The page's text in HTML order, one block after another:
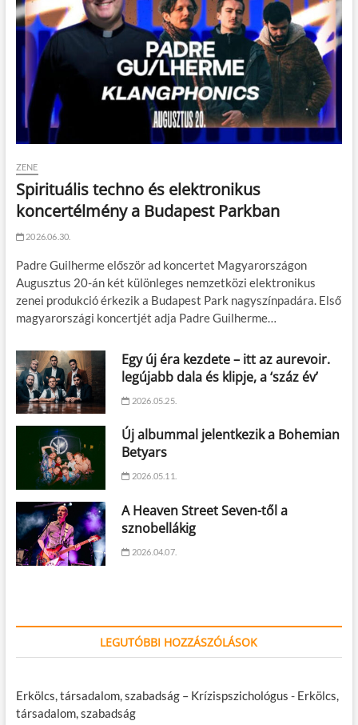
ZENE
Spirituális techno és elektronikus
koncertélmény a Budapest Parkban
2026.06.30.
Padre Guilherme először ad koncertet Magyarországon
Augusztus 20-án két különleges nemzetközi elektronikus
zenei produkció érkezik a Budapest Park nagyszínpadára. Első
magyarországi koncertjét adja Padre Guilherme…
Egy új éra kezdete – itt az aurevoir.
legújabb dala és klipje, a ‘száz év’
2026.05.25.
Új albummal jelentkezik a Bohemian
Betyars
2026.05.11.
A Heaven Street Seven-től a
sznobellákig
2026.04.07.
LEGUTÓBBI HOZZÁSZÓLÁSOK
Erkölcs, társadalom, szabadság – Krízispszichológus - Erkölcs,
társadalom, szabadság